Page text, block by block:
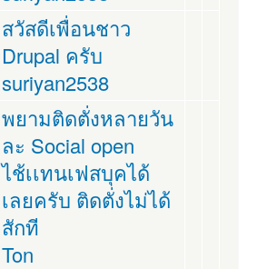
สวัสดีเพื่อนชาว
Drupal ครับ
suriyan2538
พยามติดตั่งหลายวัน
ละ Social open
ไช้เเทนเฟสบุคได้
เลยครับ ติดตั่งไม่ได้
สักที
Ton